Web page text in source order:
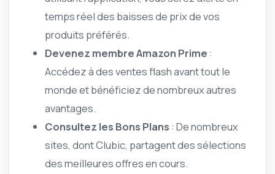
temps réel des baisses de prix de vos
produits préférés.
Devenez membre Amazon Prime :
Accédez à des ventes flash avant tout le
monde et bénéficiez de nombreux autres
avantages.
Consultez les Bons Plans : De nombreux
sites, dont Clubic, partagent des sélections
des meilleures offres en cours.